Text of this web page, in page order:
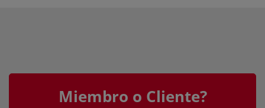
Miembro o Cliente?